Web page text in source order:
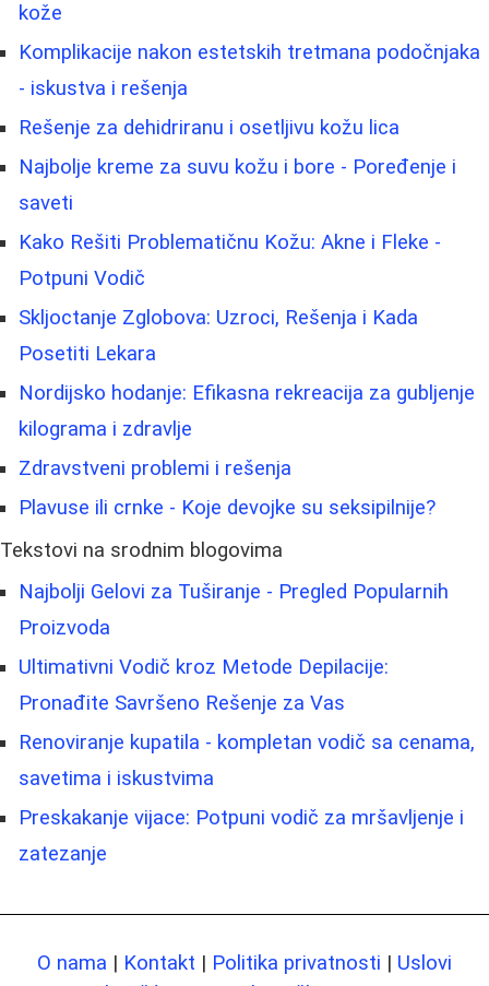
kože
Komplikacije nakon estetskih tretmana podočnjaka
- iskustva i rešenja
Rešenje za dehidriranu i osetljivu kožu lica
Najbolje kreme za suvu kožu i bore - Poređenje i
saveti
Kako Rešiti Problematičnu Kožu: Akne i Fleke -
Potpuni Vodič
Skljoctanje Zglobova: Uzroci, Rešenja i Kada
Posetiti Lekara
Nordijsko hodanje: Efikasna rekreacija za gubljenje
kilograma i zdravlje
Zdravstveni problemi i rešenja
Plavuse ili crnke - Koje devojke su seksipilnije?
Tekstovi na srodnim blogovima
Najbolji Gelovi za Tuširanje - Pregled Popularnih
Proizvoda
Ultimativni Vodič kroz Metode Depilacije:
Pronađite Savršeno Rešenje za Vas
Renoviranje kupatila - kompletan vodič sa cenama,
savetima i iskustvima
Preskakanje vijace: Potpuni vodič za mršavljenje i
zatezanje
O nama | Kontakt | Politika privatnosti | Uslovi